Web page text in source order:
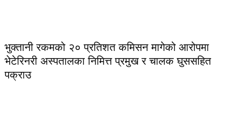
भुक्तानी रकमको २० प्रतिशत कमिसन मागेको आरोपमा
भेटेरिनरी अस्पतालका निमित्त प्रमुख र चालक घुससहित
पक्राउ